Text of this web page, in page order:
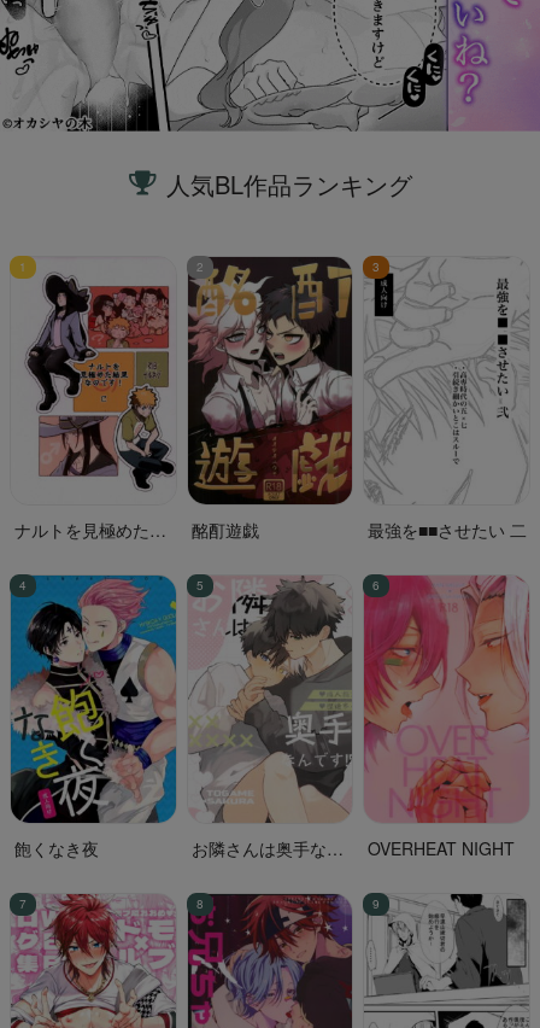
人気BL作品ランキング
ナルトを見極めた結
酩酊遊戯 最強を■■させたい 二
飽くなき夜
お隣さんは奥手なん
OVERHEAT NIGHT